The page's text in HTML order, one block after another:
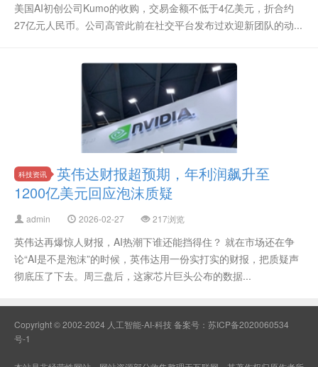
美国AI初创公司Kumo的收购，交易金额不低于4亿美元，折合约
27亿元人民币。公司高管此前在社交平台发布过欢迎新团队的动...
科技资讯
英伟达财报超预期，年利润飙升至
1200亿美元回应泡沫质疑
admin 2026-02-27 217浏览
英伟达再爆惊人财报，AI热潮下谁还能挡得住？ 就在市场还在争
论“AI是不是泡沫”的时候，英伟达用一份实打实的财报，把质疑声
彻底压了下去。周三盘后，这家芯片巨头公布的数据...
Copyright © 2002-2024 人工智能-AI-科技 备案号： 苏ICP备2020060534
号-1